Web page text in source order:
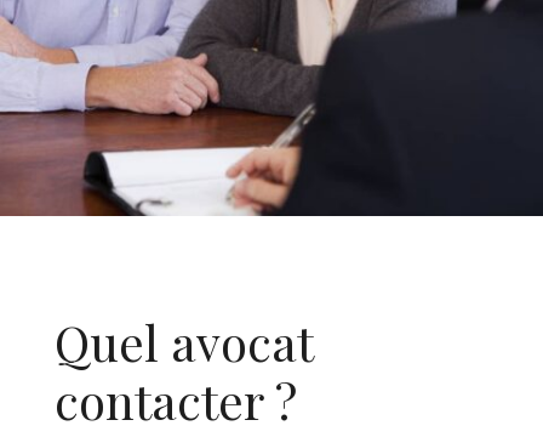
Quel avocat
contacter ?